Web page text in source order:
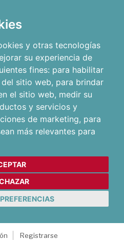
y otras tecnologías
su experiencia de
fines: para habilitar
sitio web, para brindar
el sitio web, medir su
y servicios y
de marketing, para
más relevantes para
Registrarse